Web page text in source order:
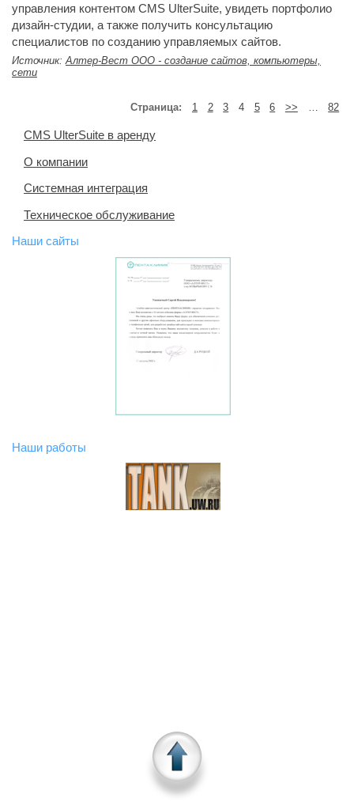
управления контентом CMS UlterSuite, увидеть портфолио
дизайн-студии, а также получить консультацию
специалистов по созданию управляемых сайтов.
Источник: Алтер-Вест ООО - создание сайтов, компьютеры,
сети
Страница: 1 2 3 4 5 6 >> … 82
CMS UlterSuite в аренду
О компании
Системная интеграция
Техническое обслуживание